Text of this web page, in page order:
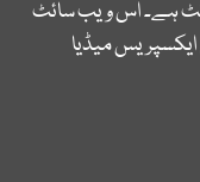
ہے۔ اس ویب سائٹ
میڈیا